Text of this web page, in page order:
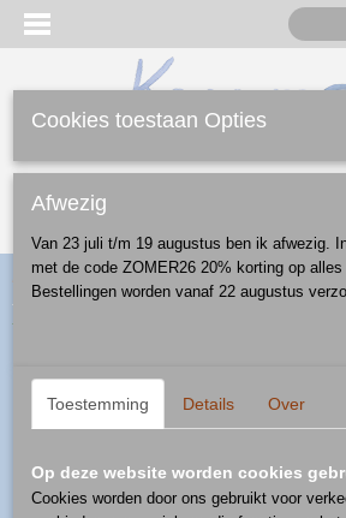
Home >Webshop>Mokken>mok 0,22 l>
1035
Cookies toestaan Opties
Afwezig
Van 23 juli t/m 19 augustus ben ik afwezig.
met de code ZOMER26 20% korting op
Bestellingen worden vanaf 22 augustus
Toestemming Details Over
Op deze website worden cookies
Cookies worden door ons gebruikt voor